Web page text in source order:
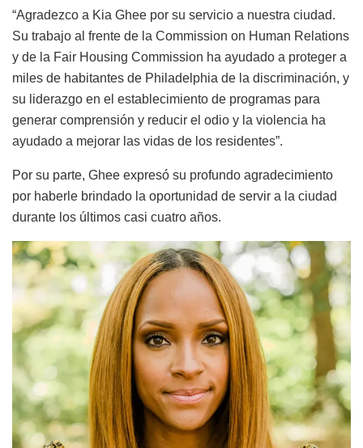
“Agradezco a Kia Ghee por su servicio a nuestra ciudad.
Su trabajo al frente de la Commission on Human Relations
y de la Fair Housing Commission ha ayudado a proteger a
miles de habitantes de Philadelphia de la discriminación, y
su liderazgo en el establecimiento de programas para
generar comprensión y reducir el odio y la violencia ha
ayudado a mejorar las vidas de los residentes”.
Por su parte, Ghee expresó su profundo agradecimiento
por haberle brindado la oportunidad de servir a la ciudad
durante los últimos casi cuatro años.